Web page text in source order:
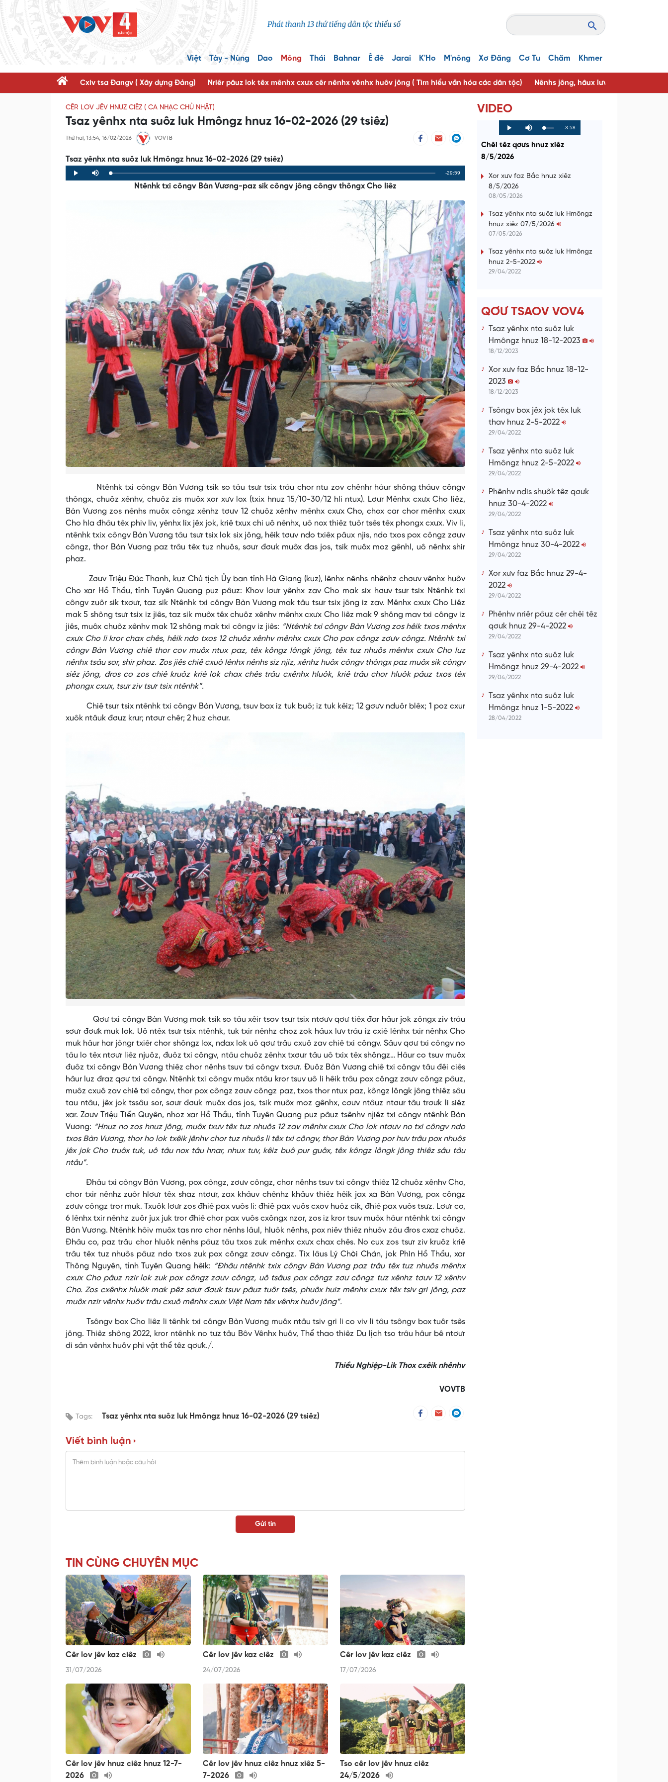
Việt Tày - Nùng Dao Mông Thái Bahnar Ê đê Jarai K'Ho M'nông Xơ Đăng Cơ Tu Chăm Khmer
Cxiv tsa Đangv ( Xây dựng Đảng) Nriêr pâuz lok têx mênhx cxưx cêr nênhx vênhx huôv jông ( Tìm hiểu văn hóa các dân tộc) Nênhs jông, hâux lưv jông ( Người
CÊR LOV JÊV HNUZ CIÊZ ( CA NHẠC CHỦ NHẬT)
Tsaz yênhx nta suôz luk Hmôngz hnuz 16-02-2026 (29 tsiêz)
Thứ hai, 13:54, 16/02/2026 VOVTB
Tsaz yênhx nta suôz luk Hmôngz hnuz 16-02-2026 (29 tsiêz)
Play Mute Loaded:
0%
Progress:
0%
Remaining
-29:59
Ntênhk txi côngv Bàn Vương-paz sik côngv jông côngv thôngx Cho liêz
Ntênhk txi côngv Bàn Vương tsik so tâu tsưr tsix trâu chor ntu zov chênhr hâur shông thâuv côngv
thôngx, chuôz xênhv, chuôz zis muôx xor xưv lox (txix hnuz 15/10-30/12 hli ntux). Lơưr Mênhx cxưx Cho liêz,
Bàn Vương zos nênhs muôx côngz xênhz tơưv 12 chuôz xênhv mênhx cxưx Cho, chox car chor mênhx cxưx
Cho hla đhâu têx phiv liv, yênhx lix jêx jok, kriê txux chi uô nênhx, uô nox thiêz tuôr tsês têx phongx cxưx. Viv li,
ntênhk txix côngv Bàn Vương tâu tsưr tsix lok six jông, hêik tơưv ndo txiêx pâux njis, ndo txos pox côngz zơưv
côngz, thor Bàn Vương paz trâu têx tuz nhuôs, sơưr đơưk muôx đas jos, tsik muôx moz gênhl, uô nênhx shir
phaz.
Zơưv Triệu Đức Thanh, kuz Chủ tịch Ủy ban tỉnh Hà Giang (kuz), lênhx nênhs nhênhz chơưv vênhx huôv
Cho xar Hồ Thầu, tỉnh Tuyên Quang puz pâuz: Khov lơưr yênhx zav Cho mak six hơưv tsưr tsix Ntênhk txi
côngv zuôr sik txơưr, taz sik Ntênhk txi côngv Bàn Vương mak tâu tsưr tsix jông iz zav. Mênhx cxưx Cho Liêz
mak 5 shông tsưr tsix iz jiês, taz sik muôx têx chuôz xênhv mênhx cxưx Cho liêz mak 9 shông mav txi côngv iz
jiês, muôx chuôz xênhv mak 12 shông mak txi côngv iz jiês: “Ntênhk txi côngv Bàn Vương zos hêik txos mênhx
cxưx Cho li kror chax chês, hêik ndo txos 12 chuôz xênhv mênhx cxưx Cho pox côngz zơưv côngz. Ntênhk txi
côngv Bàn Vương chiê thor cov muôx ntux paz, têx kôngz lôngk jông, têx tuz nhuôs mênhx cxưx Cho luz
nênhx tsâu sor, shir phaz. Zos jiês chiê cxuô lênhx nênhs siz njiz, xênhz huôx côngv thôngx paz muôx sik côngv
siêz jông, đros co zos chiê kruôz kriê lok chax chês trâu cxênhx hluôk, kriê trâu chor hluôk pâuz txos têx
phongx cxưx, tsưr ziv tsưr tsix ntênhk”.
Chiê tsưr tsix ntênhk txi côngv Bàn Vương, tsuv bax iz tuk buô; iz tuk kêiz; 12 gơưv nduôr blêx; 1 poz cxur
xuôk ntâuk đơưz krưr; ntơưr chêr; 2 huz chơưr.
Qơư txi côngv Bàn Vương mak tsik so tâu xêir tsov tsưr tsix ntơưv qơư tiêx đar hâur jok zôngx ziv trâu
sơưr đơưk muk lok. Uô ntêx tsưr tsix ntênhk, tuk txir nênhz choz zok hâux lưv trâu iz cxiê lênhx txir nênhx Cho
muk hâur har jôngr txiêr chor shôngz lox, ndax lok uô qơư trâu cxuô zav chiê txi côngv. Sâuv qơư txi côngv no
tâu lo têx ntơưr liêz njuôz, đuôz txi côngv, ntâu chuôz zênhx txơưr tâu uô txix têx shôngz… Hâur co tsuv muôx
đuôz txi côngv Bàn Vương thiêz chor nênhs tsuv txi côngv txơưr. Đuôz Bàn Vương chiê txi côngv tâu đêi ciês
hâur luz đraz qơư txi côngv. Ntênhk txi côngv muôx ntâu kror tsuv uô li hêik trâu pox côngz zơưv côngz pâuz,
muôz cxuô zav chiê txi côngv, thor pox côngz zơưv côngz paz, txos thor ntux paz, kôngz lôngk jông thiêz sâu
tau ntâu, jêx jok tssâu sor, sơưr đơưk muôx đas jos, tsik muôx moz gênhx, cơưv ntâuz ntơưr tâu trơưk li siêz
xar. Zơưv Triệu Tiến Quyên, nhoz xar Hồ Thầu, tỉnh Tuyên Quang puz pâuz tsênhv njiêz txi côngv ntênhk Bàn
Vương: “Hnuz no zos hnuz jông, muôx txưv têx tuz nhuôs 12 zav mênhx cxưx Cho lok ntơưv no txi côngv ndo
txos Bàn Vương, thor ho lok txêik jênhv chor tuz nhuôs li têx txi côngv, thor Bàn Vương por hưv trâu pox nhuôs
jêx jok Cho truôx tuk, uô tâu nox tâu hnar, nhux tưv, kêiz buô pur guôx, têx kôngz lôngk jông thiêz sâu tâu
ntâu”.
Đhâu txi côngv Bàn Vương, pox côngz, zơưv côngz, chor nênhs tsuv txi côngv thiêz 12 chuôz xênhv Cho,
chor txir nênhz zuôr hlơưr têx shaz ntơưr, zax khâuv chênhz khâuv thiêz hêik jax xa Bàn Vương, pox côngz
zơưv côngz tror muk. Txuôk lơưr zos đhiê pax vuôs li: đhiê pax vuôs cxov huôz cik, đhiê pax vuôs tsưz. Lơưr co,
6 lênhx txir nênhz zuôr jux juk tror đhiê chor pax vuôs cxôngx nzor, zos iz kror tsuv muôx hâur ntênhk txi côngv
Bàn Vương. Ntênhk hôiv muôx tas nro chor nênhs lâul, hluôk nênhs, pox niêv thiêz nhuôv zâu đros cxaz chuôz.
Đhâu co, paz trâu chor hluôk nênhs pâuz tâu txos zuk mênhx cxưx chax chês. No cux zos tsưr ziv kruôz kriê
trâu têx tuz nhuôs pâuz ndo txos zuk pox côngz zơưv côngz. Tix lâus Lý Chòi Chán, jok Phìn Hồ Thầu, xar
Thông Nguyên, tỉnh Tuyên Quang hêik: “Đhâu ntênhk txix côngv Bàn Vương paz trâu têx tuz nhuôs mênhx
cxưx Cho pâuz nzir lok zuk pox côngz zơưv côngz, uô tsâus pox côngz zơư côngz tưz xênhz tơưv 12 xênhv
Cho. Zos cxênhx hluôk mak pêz sơưr đơưk tsuv pâuz tuôr tsês, phuôx huiz mênhx cxưx têx tsiv gri jông, paz
muôx nzir vênhx huôv trâu cxuô mênhx cxưx Việt Nam têx vênhx huôv jông”.
Tsôngv box Cho liêz li tênhk txi côngv Bàn Vương muôx ntâu tsiv gri li co viv li tâu tsôngv box tuôr tsês
jông. Thiêz shông 2022, kror ntênhk no tưz tâu Bôv Vênhx huôv, Thể thao thiêz Du lịch tso trâu hâur bê ntơưr
di sản vênhx huôv phi vật thể têz qơưk./.
Thiều Nghiệp-Lik Thox cxêik nhênhv
VOVTB
Tags: Tsaz yênhx nta suôz luk Hmôngz hnuz 16-02-2026 (29 tsiêz)
Viết bình luận
TIN CÙNG CHUYÊN MỤC
Cêr lov jêv kaz ciêz
31/07/2026
Cêr lov jêv kaz ciêz
24/07/2026
Cêr lov jêv kaz ciêz
17/07/2026
Cêr lov jêv hnuz ciêz hnuz 12-7-
2026
Cêr lov jêv hnuz ciêz hnuz xiêz 5-
7-2026
Tso cêr lov jêv hnuz ciêz
24/5/2026
VIDEO
P
l
y
M
u
e
L
o
d
P
r
g
0
%
R
e
a
i
e
-3:58
Chêi têz qơưs hnuz xiêz
8/5/2026
Xor xưv faz Bắc hnuz xiêz
8/5/2026
08/05/2026
Tsaz yênhx nta suôz luk Hmôngz
hnuz xiêz 07/5/2026
07/05/2026
Tsaz yênhx nta suôz luk Hmôngz
hnuz 2-5-2022
29/04/2022
QƠƯ TSAOV VOV4
Tsaz yênhx nta suôz luk
Hmôngz hnuz 18-12-2023
18/12/2023
Xor xưv faz Bắc hnuz 18-12-
2023
18/12/2023
Tsôngv box jêx jok têx luk
thav hnuz 2-5-2022
29/04/2022
Tsaz yênhx nta suôz luk
Hmôngz hnuz 2-5-2022
29/04/2022
Phênhv ndis shuôk têz qơưk
hnuz 30-4-2022
29/04/2022
Tsaz yênhx nta suôz luk
Hmôngz hnuz 30-4-2022
29/04/2022
Xor xưv faz Bắc hnuz 29-4-
2022
29/04/2022
Phênhv nriêr pâuz cêr chêi têz
qơưk hnuz 29-4-2022
29/04/2022
Tsaz yênhx nta suôz luk
Hmôngz hnuz 29-4-2022
29/04/2022
Tsaz yênhx nta suôz luk
Hmôngz hnuz 1-5-2022
28/04/2022